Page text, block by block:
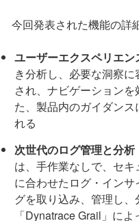
今回発表された機能の詳
ユーザーエクスペリエン
き分析し、必要な洞察
され、ナビゲーション
た、製品内のガイダン
れる
次世代のログ管理と分析
は、手作業なしで、セ
に合わせたログ・イン
グを取り込み、管理し
「Dynatrace Grail」に